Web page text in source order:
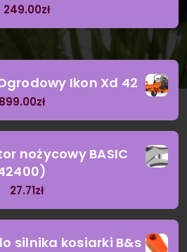
249.00zł
Ikon Xd 42
zł
nożycowy BASIC
27.71zł
silnika kosiarki B&s